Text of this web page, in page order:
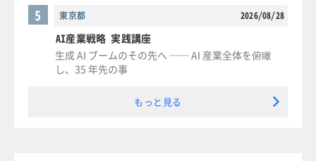
東京都 2026/08/28
5
AI産業戦略 実践講座
生成 AI ブームのその先へ ── AI 産業全体を俯瞰
し、35 年先の事
もっと見る